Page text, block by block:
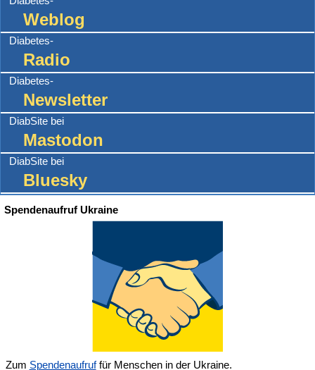
Weblog
Diabetes-
Radio
Diabetes-
Newsletter
DiabSite bei
Mastodon
DiabSite bei
Bluesky
Spendenaufruf Ukraine
Zum Spendenaufruffür Menschen in der Ukraine.